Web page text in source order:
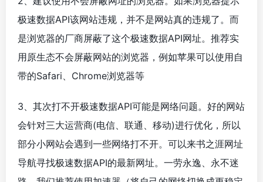
极速数据API该网站违规，并不是网站真的违规了。而
是浏览器的厂商屏蔽了这个极速数据API网址。推荐实
用原生态不会屏蔽网站的浏览器，例如苹果可以使用自
带的Safari、Chrome浏览器等
3、其次打不开极速数据API可能是网络问题。好的网站
会针对三大运营商(电信、联通、移动)进行优化，所以
部分小网站会遇到一些网络打不开。可以来书之涯网址
导航寻找极速数据API的最新网址。一劳永逸、永不迷